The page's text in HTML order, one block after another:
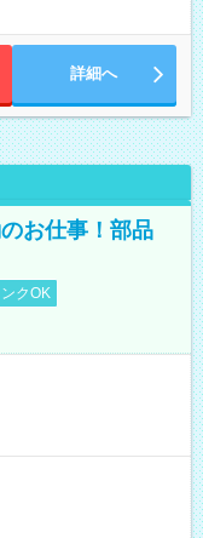
件により多少の前後あ
詳細へ
お仕事！部品
クOK